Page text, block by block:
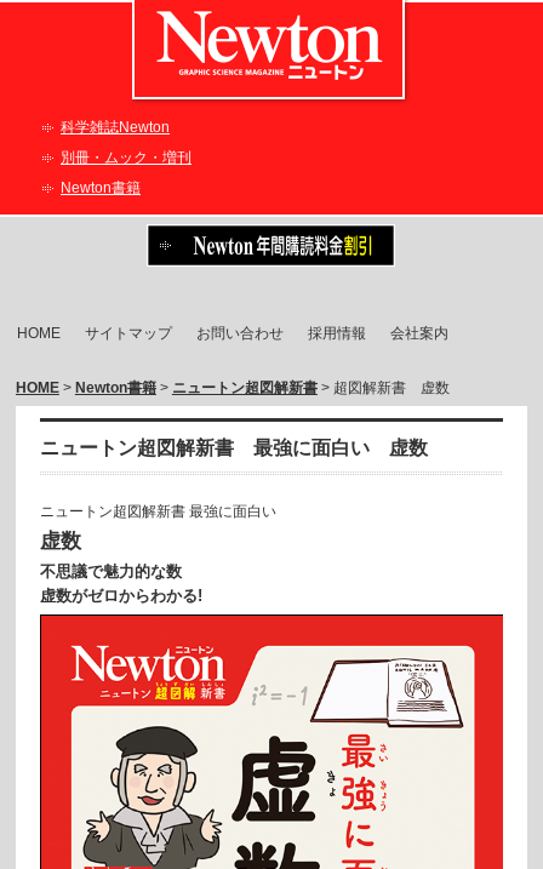
科学雑誌Newton
別冊・ムック・増刊
Newton書籍
HOME サイトマップ お問い合わせ 採用情報 会社案内
HOME> Newton書籍> ニュートン超図解新書> 超図解新書 虚数
ニュートン超図解新書 最強に面白い 虚数
ニュートン超図解新書 最強に面白い
虚数
不思議で魅力的な数
虚数がゼロからわかる!